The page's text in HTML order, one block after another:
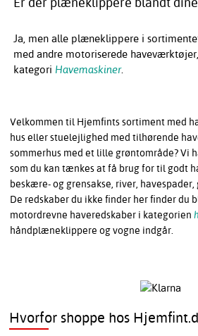
Ja, men alle plæneklippere i
med andre motoriserede
kategori Havemaskiner.
Velkommen til Hjemfints sortiment med
hus eller stuelejlighed med tilhørende
sommerhus med et lille grøntområde? Vi
som du kan tænkes at få brug for til godt
beskære- og grensakse, river,
De redskaber du ikke finder her finder du
motordrevne haveredskaber i kategorien
håndplæneklippere og vogne indgår.
Hvorfor shoppe hos